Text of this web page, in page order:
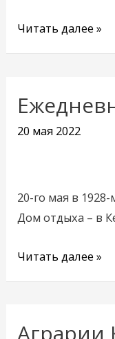
Читать далее »
20 мая 2022
20-го мая в
Дом отдыха – в
Ежедневник
Читать далее »
Аграрии
Аграрии